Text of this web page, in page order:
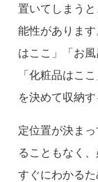
置いてしまう
能性がありま
はここ」「お
「化粧品はこ
を決めて収納す
定位置が決ま
ることもなく
すぐにわかるた